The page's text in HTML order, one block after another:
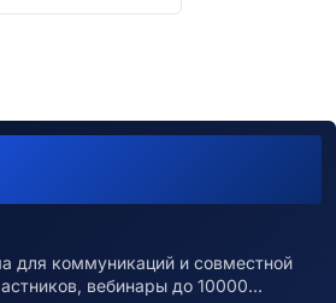
для коммуникаций и совместной
вебинары до 10000…